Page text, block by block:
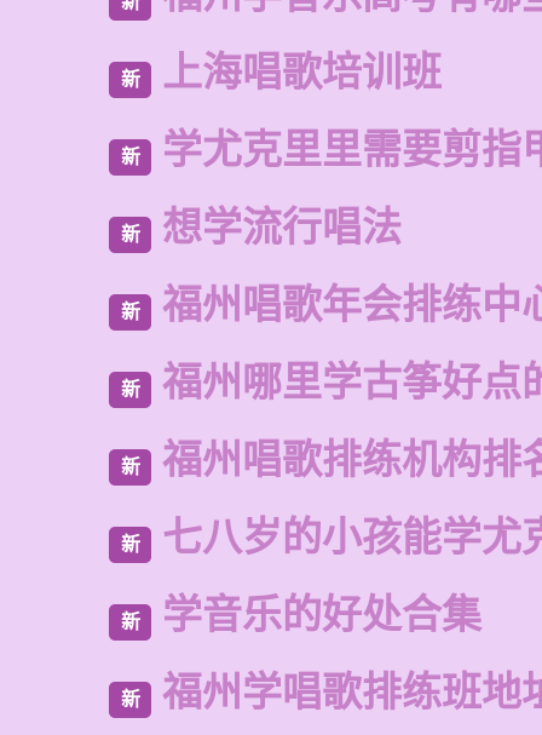
新 上海唱歌培训班
新 学尤克里里需要剪指
新 想学流行唱法
新 福州唱歌年会排练中
新 福州哪里学古筝好点
新 福州唱歌排练机构排
新 七八岁的小孩能学尤
新 学音乐的好处合集
新 福州学唱歌排练班地